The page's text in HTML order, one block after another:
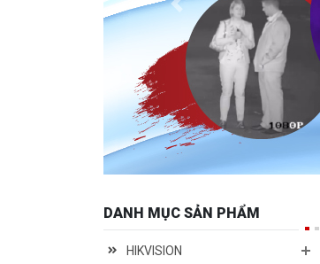
DANH MỤC SẢN PHẨM
HIKVISION